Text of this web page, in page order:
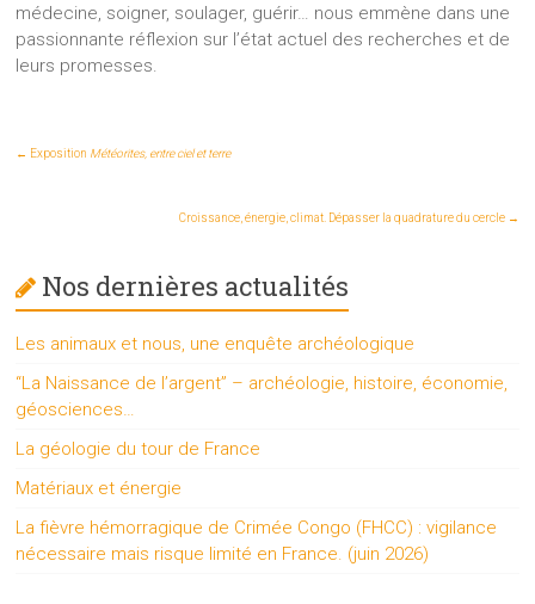
médecine, soigner, soulager, guérir… nous emmène dans une
passionnante réflexion sur l’état actuel des recherches et de
leurs promesses.
← Exposition Météorites, entre ciel et terre
Croissance, énergie, climat. Dépasser la quadrature du cercle →
Nos dernières actualités
Les animaux et nous, une enquête archéologique
“La Naissance de l’argent” – archéologie, histoire, économie,
géosciences…
La géologie du tour de France
Matériaux et énergie
La fièvre hémorragique de Crimée Congo (FHCC) : vigilance
nécessaire mais risque limité en France. (juin 2026)